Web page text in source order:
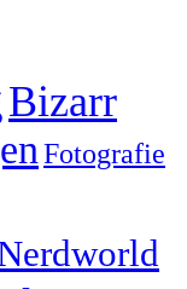
Bizarr
Fotografie